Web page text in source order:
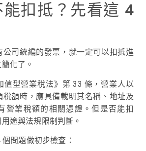
扣抵？先看這 4
公司統編的發票，就一定可以扣抵進
化了。
值型營業稅法》第 33 條，營業人以
稅額時，應具備載明其名稱、地址及
營業稅額的相關憑證。但是否能扣
途與法規限制判斷。
問題做初步檢查：